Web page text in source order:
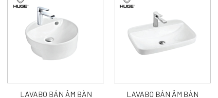
LAVABO BÁN ÂM BÀN
LAVABO BÁN ÂM BÀN